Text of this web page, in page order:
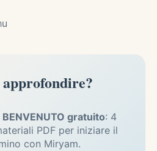
gratuito: 4
PDF per iniziare il
con Miryam.